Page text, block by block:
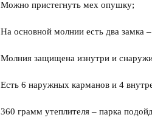
Можно пристегнуть мех опушку;
На основной молнии есть два замка –
Молния защищена изнутри и
Есть 6 наружных карманов и 4
360 грамм утеплителя – парка